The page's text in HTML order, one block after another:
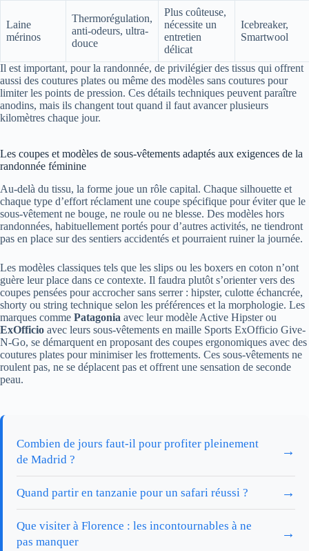
Laine
mérinos
Thermorégulation,
anti-odeurs, ultra-
douce
Plus coûteuse,
nécessite un
entretien
délicat
Icebreaker,
Smartwool
Il est important, pour la randonnée, de privilégier des tissus qui offrent
aussi des coutures plates ou même des modèles sans coutures pour
limiter les points de pression. Ces détails techniques peuvent paraître
anodins, mais ils changent tout quand il faut avancer plusieurs
kilomètres chaque jour.
Les coupes et modèles de sous-vêtements adaptés aux exigences de la
randonnée féminine
Au-delà du tissu, la forme joue un rôle capital. Chaque silhouette et
chaque type d’effort réclament une coupe spécifique pour éviter que le
sous-vêtement ne bouge, ne roule ou ne blesse. Des modèles hors
randonnées, habituellement portés pour d’autres activités, ne tiendront
pas en place sur des sentiers accidentés et pourraient ruiner la journée.
Les modèles classiques tels que les slips ou les boxers en coton n’ont
guère leur place dans ce contexte. Il faudra plutôt s’orienter vers des
coupes pensées pour accrocher sans serrer : hipster, culotte échancrée,
shorty ou string technique selon les préférences et la morphologie. Les
marques comme Patagonia avec leur modèle Active Hipster ou
ExOfficio avec leurs sous-vêtements en maille Sports ExOfficio Give-
N-Go, se démarquent en proposant des coupes ergonomiques avec des
coutures plates pour minimiser les frottements. Ces sous-vêtements ne
roulent pas, ne se déplacent pas et offrent une sensation de seconde
peau.
Combien de jours faut-il pour profiter pleinement
de Madrid ?
→
Quand partir en tanzanie pour un safari réussi ? →
Que visiter à Florence : les incontournables à ne
pas manquer
→